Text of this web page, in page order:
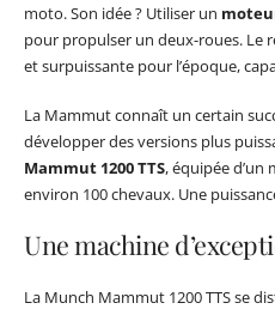
moto. Son idée ? Utiliser un
pour propulser un deux-roues. Le
et surpuissante pour l’époque,
La Mammut connaît un certain
développer des versions plus
Mammut 1200 TTS, équipée d’un
environ 100 chevaux. Une
Une machine
La Munch Mammut 1200 TTS se